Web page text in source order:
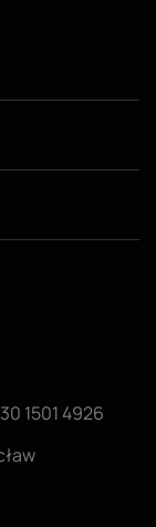
1501 4926